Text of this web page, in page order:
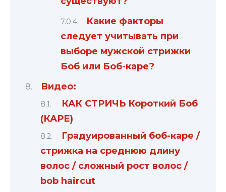
Какие факторы
следует учитывать при
выборе мужской стрижки
Боб или Боб-каре?
Видео:
КАК СТРИЧЬ Короткий Боб
(КАРЕ)
Градуированный боб-каре /
стрижка на среднюю длину
волос / сложный рост волос /
bob haircut